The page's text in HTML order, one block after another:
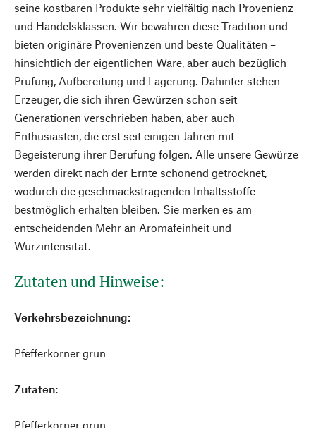
seine kostbaren Produkte sehr vielfältig nach Provenienz
und Handelsklassen. Wir bewahren diese Tradition und
bieten originäre Provenienzen und beste Qualitäten –
hinsichtlich der eigentlichen Ware, aber auch bezüglich
Prüfung, Aufbereitung und Lagerung. Dahinter stehen
Erzeuger, die sich ihren Gewürzen schon seit
Generationen verschrieben haben, aber auch
Enthusiasten, die erst seit einigen Jahren mit
Begeisterung ihrer Berufung folgen. Alle unsere Gewürze
werden direkt nach der Ernte schonend getrocknet,
wodurch die geschmackstragenden Inhaltsstoffe
bestmöglich erhalten bleiben. Sie merken es am
entscheidenden Mehr an Aromafeinheit und
Würzintensität.
Zutaten und Hinweise:
Verkehrsbezeichnung:
Pfefferkörner grün
Zutaten:
Pfefferkörner grün